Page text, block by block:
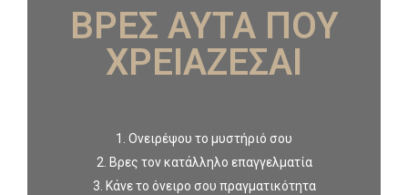
ΒΡΕΣ ΑΥΤΑ ΠΟΥ
ΧΡΕΙΑΖΕΣΑΙ
1. Ονειρέψου το μυστήριό σου
2. Βρες τον κατάλληλο επαγγελματία
3. Κάνε το όνειρο σου πραγματικότητα